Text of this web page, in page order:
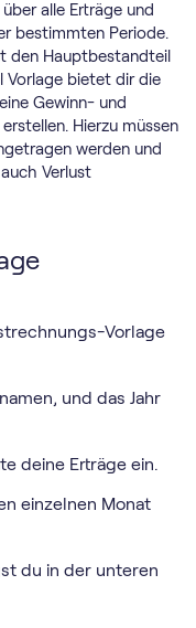
alle Erträge und
bestimmten Periode.
den Hauptbestandteil
Vorlage bietet dir die
Gewinn- und
Hierzu müssen
werden und
Verlust
Vorlage
und das Jahr
deine Erträge ein.
einzelnen Monat
du in der unteren